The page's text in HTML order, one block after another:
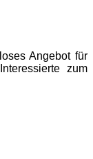
Angebot für
zum